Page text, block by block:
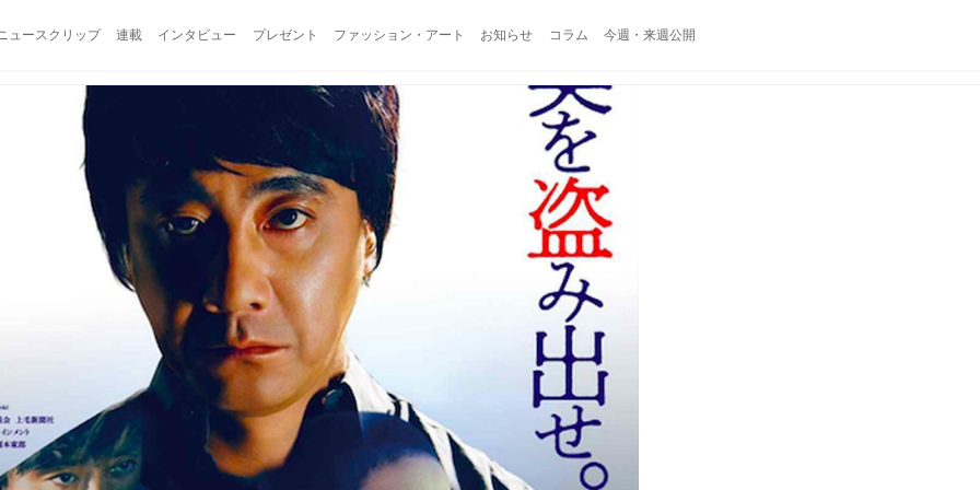
ュースクリップ 連載 インタビュー プレゼント ファッション・アート お知らせ コラム 今週・来週公開